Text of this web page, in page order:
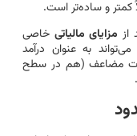
کمتر و ساده‌تر است.
مزایای مالیاتی خاصی
به عنوان درآمد
مضاعف (هم در سطح